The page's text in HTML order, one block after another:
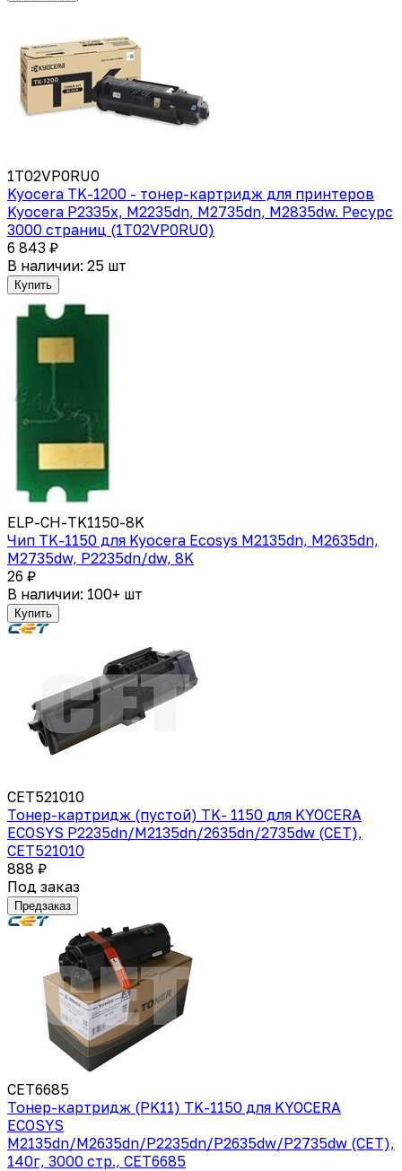
1T02VP0RU0
Kyocera TK-1200 - тонер-картридж для принтеров
Kyocera P2335х, M2235dn, M2735dn, M2835dw. Ресурс
3000 страниц (1T02VP0RU0)
6 843 ₽
В наличии: 25 шт
Купить
ELP-CH-TK1150-8K
Чип TK-1150 для Kyocera Ecosys M2135dn, M2635dn,
M2735dw, P2235dn/dw, 8K
26 ₽
В наличии: 100+ шт
Купить
CET521010
Тонер-картридж (пустой) TK- 1150 для KYOCERA
ECOSYS P2235dn/M2135dn/2635dn/2735dw (CET),
CET521010
888 ₽
Под заказ
Предзаказ
CET6685
Тонер-картридж (PK11) TK-1150 для KYOCERA
ECOSYS
M2135dn/M2635dn/P2235dn/P2635dw/P2735dw (CET),
140г, 3000 стр., CET6685